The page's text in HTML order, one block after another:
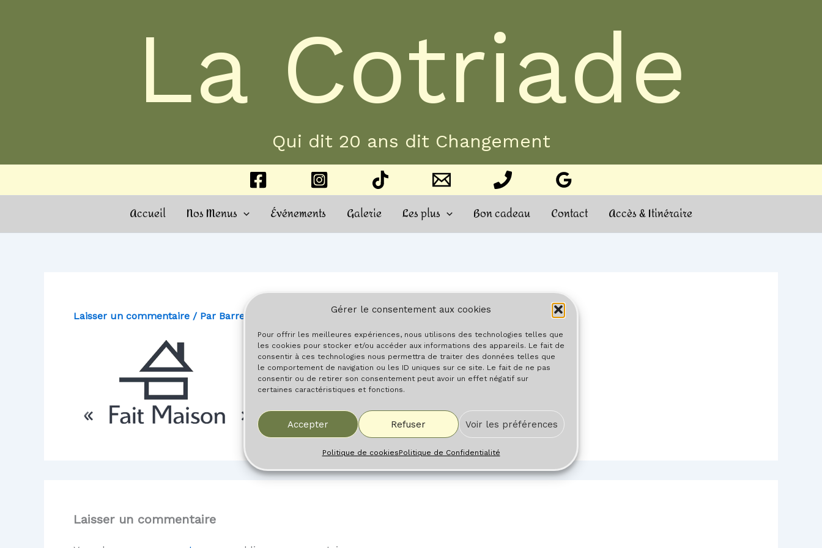
Gérer le consentement aux cookies
Pour offrir les meilleures expériences, nous utilisons des technologies telles que
les cookies pour stocker et/ou accéder aux informations des appareils. Le fait de
consentir à ces technologies nous permettra de traiter des données telles que
le comportement de navigation ou les ID uniques sur ce site. Le fait de ne pas
consentir ou de retirer son consentement peut avoir un effet négatif sur
certaines caractéristiques et fonctions.
Accepter Refuser Voir les préférences
Politique de cookiesPolitique de Confidentialité
La Cotriade
Qui dit 20 ans dit Changement
Accueil Nos Menus Événements Galerie Les plus Bon cadeau Contact Accès & Itinéraire
Laisser un commentaire / Par Barreau 26 septembre 2017
Laisser un commentaire